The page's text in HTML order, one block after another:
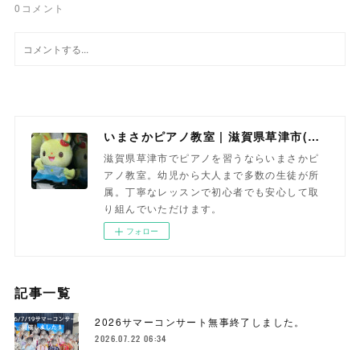
0 コメント
いまさかピアノ教室 | 滋賀県草津市(南草津)のピアノ教室
滋賀県草津市でピアノを習うならいまさかピ
アノ教室。幼児から大人まで多数の生徒が所
属。丁寧なレッスンで初心者でも安心して取
り組んでいただけます。
フォロー
記事一覧
2026サマーコンサート無事終了しました。
2026.07.22 06:34